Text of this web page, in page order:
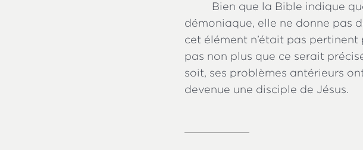
Bien que la Bible indique
démoniaque, elle ne donne pas
cet élément n’était pas
pas non plus que ce serait
soit, ses problèmes antérieurs
devenue une disciple de Jésus.